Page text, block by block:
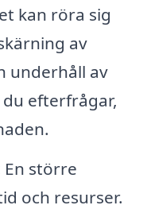
kan röra sig
av
underhåll av
efterfrågar,
En större
och resurser.